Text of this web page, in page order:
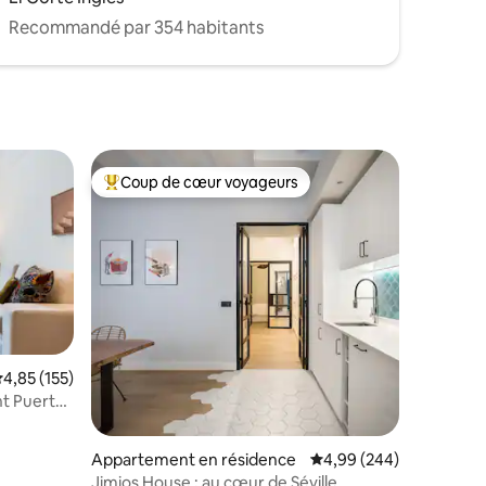
your
Recommandé par 354 habitants
moyenne sur la base de 155 commentaires : 4,85 sur 5
4,85 (155)
Puerta
Coups de cœur voyageurs les plus appréciés
Coup de cœur voyageurs
Appartement en résidence Évaluation moyenne
4,99 (244)